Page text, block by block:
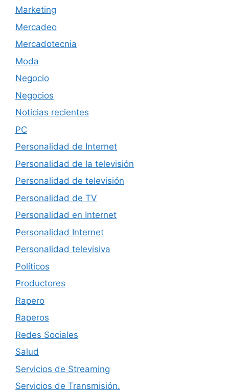
Marketing
Mercadeo
Mercadotecnia
Moda
Negocio
Negocios
Noticias recientes
PC
Personalidad de Internet
Personalidad de la televisión
Personalidad de televisión
Personalidad de TV
Personalidad en Internet
Personalidad Internet
Personalidad televisiva
Políticos
Productores
Rapero
Raperos
Redes Sociales
Salud
Servicios de Streaming
Servicios de Transmisión.